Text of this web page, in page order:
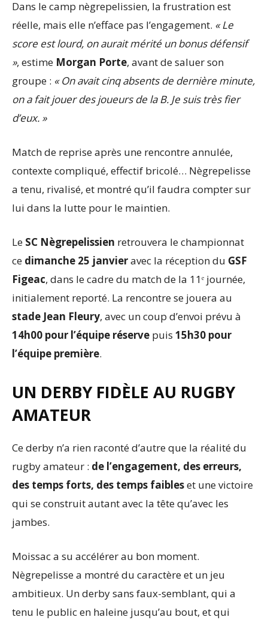
Dans le camp nègrepelissien, la frustration est
réelle, mais elle n’efface pas l’engagement. « Le
score est lourd, on aurait mérité un bonus défensif
», estime Morgan Porte, avant de saluer son
groupe : « On avait cinq absents de dernière minute,
on a fait jouer des joueurs de la B. Je suis très fier
d’eux. »
Match de reprise après une rencontre annulée,
contexte compliqué, effectif bricolé… Nègrepelisse
a tenu, rivalisé, et montré qu’il faudra compter sur
lui dans la lutte pour le maintien.
Le SC Nègrepelissien retrouvera le championnat
ce dimanche 25 janvieravec la réception du GSF
Figeac, dans le cadre du match de la 11ᵉ journée,
initialement reporté. La rencontre se jouera au
stade Jean Fleury, avec un coup d’envoi prévu à
14h00 pour l’équipe réserve puis 15h30 pour
l’équipe première.
UN DERBY FIDÈLE AU RUGBY
AMATEUR
Ce derby n’a rien raconté d’autre que la réalité du
rugby amateur : de l’engagement, des erreurs,
des temps forts, des temps faibleset une victoire
qui se construit autant avec la tête qu’avec les
jambes.
Moissac a su accélérer au bon moment.
Nègrepelisse a montré du caractère et un jeu
ambitieux. Un derby sans faux-semblant, qui a
tenu le public en haleine jusqu’au bout, et qui